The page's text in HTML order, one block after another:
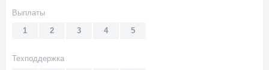
Выплаты
5
4
3
2
1
Техподдержка